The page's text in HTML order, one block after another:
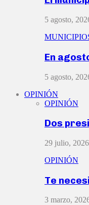
5 agosto,
En
5 agosto,
OPINIÓN
OPINIÓN
Dos
29 julio, 2026
OPINIÓN
Te
3 marzo,